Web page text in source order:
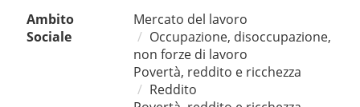
Ambito
Sociale
Mercato del lavoro
Occupazione, disoccupazione,
non forze di lavoro
Povertà, reddito e ricchezza
Reddito